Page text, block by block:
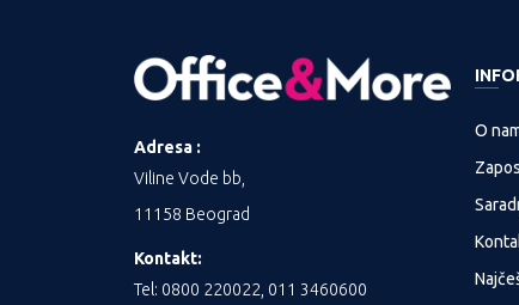
Adresa :
Viline Vode bb,
11158 Beograd
Kontakt:
Tel: 0800 220022, 011 3460600
O